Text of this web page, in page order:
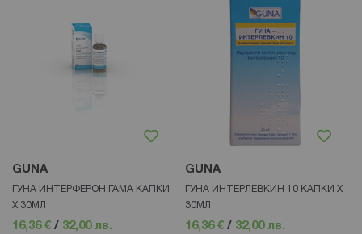
GUNA
ГУНА ИНТЕРФЕРОН ГАМА КАПКИ
X 30МЛ
16,36 € / 32,00 лв.
GUNA
ГУНА ИНТЕРЛЕВКИН 10 КАПКИ Х
30МЛ
16,36 € / 32,00 лв.